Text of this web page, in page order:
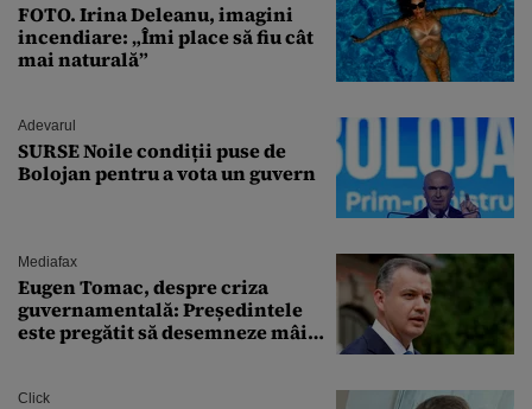
FOTO. Irina Deleanu, imagini
incendiare: „Îmi place să fiu cât
mai naturală”
Adevarul
SURSE Noile condiții puse de
Bolojan pentru a vota un guvern
Mediafax
Eugen Tomac, despre criza
guvernamentală: Președintele
este pregătit să desemneze mâine
Click